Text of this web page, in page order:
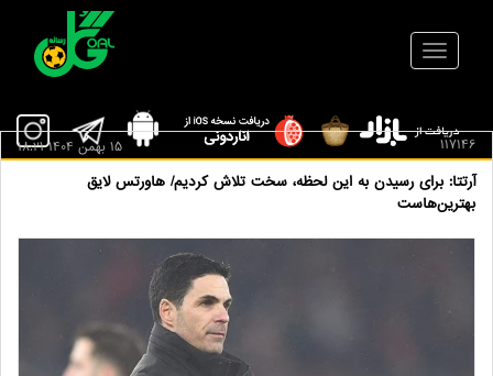
117146
آرتتا: برای رسیدن به این لحظه، سخت تلاش کردیم/ هاورتس لایق
بهترین‌هاست
15 بهمن 1404 18:21